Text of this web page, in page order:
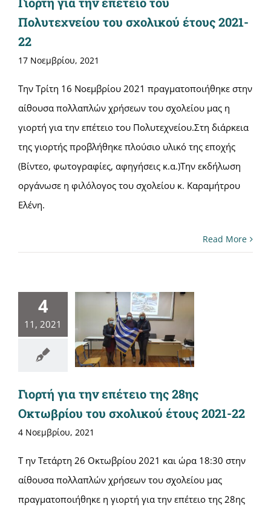
Πολυτεχνείου του σχολικού έτους 2021-
22
17 Νοεμβρίου, 2021
Την Τρίτη 16 Νοεμβρίου 2021 πραγματοποιήθηκε στην
αίθουσα πολλαπλών χρήσεων του σχολείου μας η
γιορτή για την επέτειο του Πολυτεχνείου.Στη διάρκεια
της γιορτής προβλήθηκε πλούσιο υλικό της εποχής
(Βίντεο, φωτογραφίες, αφηγήσεις κ.α.)Την εκδήλωση
οργάνωσε η φιλόλογος του σχολείου κ. Καραμήτρου
Ελένη.
Read More
4
11, 2021
Γιορτή για την επέτειο της 28ης
Οκτωβρίου του σχολικού έτους 2021-22
4 Νοεμβρίου, 2021
Τ ην Τετάρτη 26 Οκτωβρίου 2021 και ώρα 18:30 στην
αίθουσα πολλαπλών χρήσεων του σχολείου μας
πραγματοποιήθηκε η γιορτή για την επέτειο της 28ης